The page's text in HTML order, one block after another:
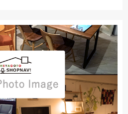
ミ PARAMOUNT BED イバタインテリア